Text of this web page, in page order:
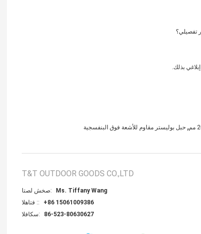
بذلك.
, حبل بوليستر مقاوم للأشعة فوق البنفسجية
T&T OUTDOOR GOODS CO.,LTD
اتصل شخص:
Ms. Tiffany Wang
الهاتف ::
+86 15061009386
الفاكس:
86-523-80630627